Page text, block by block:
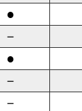
●
－
●
－
－